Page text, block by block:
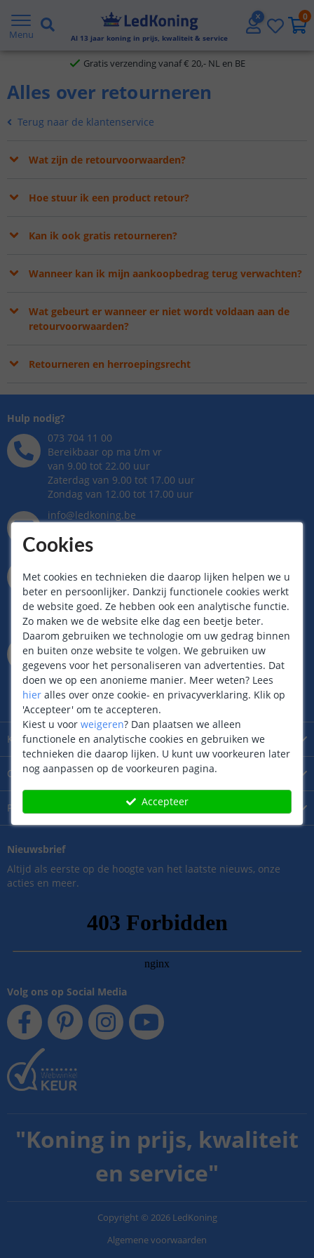
Menu Al 13 jaar koning in prijs, kwaliteit & service
0
2 jaar garantie
Gratis verzending vanaf € 20,- NL en BE
Klantbeoordeling 9.1
Voor 23:45 uur besteld,
Alles over retourneren
Terug naar de klantenservice
Wat zijn de retourvoorwaarden?
Hoe stuur ik een product retour?
Kan ik ook gratis retourneren?
Wanneer kan ik mijn aankoopbedrag terug verwachten?
Wat gebeurt er wanneer er niet wordt voldaan aan de
retourvoorwaarden?
Retourneren en herroepingsrecht
Over LedKoning
Product
Klantenservice
Hulp nodig?
073 704 11 00
Bereikbaar op ma t/m vr
van 9.00 tot 22.00 uur
Zaterdag van 9.00 tot 17.00 uur
Zondag van 12.00 tot 17.00 uur
info@ledkoning.be
meestal sneller!
Whatsapp op ma t/m vr
van 9.00 tot 22.00 uur
Zaterdag van 9.00 tot 17.00 uur
Zondag van 12.00 tot 17.00 uur
Kantoor / Showroom
Rietveldenweg 49D
5222AP'sHertogenbosch
Maandag t/m zaterdag geopend
van 09.00 tot 17.00 uur
Nieuwsbrief
Altijd als eerste op de hoogte van het laatste nieuws, onze
acties en meer.
Volg ons op Social Media
"Koning in prijs, kwaliteit
en service"
Copyright © 2026 LedKoning
Algemene voorwaarden
Cookies
Met cookies en technieken die daarop lijken helpen we u
beter en persoonlijker. Dankzij functionele cookies werkt
de website goed. Ze hebben ook een analytische functie.
Zo maken we de website elke dag een beetje beter.
Daarom gebruiken we technologie om uw gedrag binnen
en buiten onze website te volgen. We gebruiken uw
gegevens voor het personaliseren van advertenties. Dat
doen we op een anonieme manier. Meer weten? Lees
hier alles over onze cookie- en privacyverklaring. Klik op
'Accepteer' om te accepteren.
Kiest u voor weigeren? Dan plaatsen we alleen
functionele en analytische cookies en gebruiken we
technieken die daarop lijken. U kunt uw voorkeuren later
nog aanpassen op de voorkeuren pagina.
Accepteer